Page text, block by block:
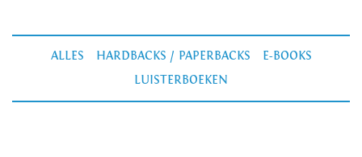
ALLES HARDBACKS / PAPERBACKS
E-BOOKS
LUISTERBOEKEN